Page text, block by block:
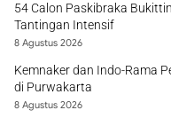
54 Calon Paskibraka
Tantingan Intensif
8 Agustus 2026
Kemnaker dan Indo-Rama
di Purwakarta
8 Agustus 2026